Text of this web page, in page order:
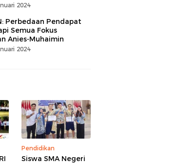
2024
Perbedaan Pendapat
Semua Fokus
Anies-Muhaimin
2024
Pendidikan
Siswa SMA Negeri